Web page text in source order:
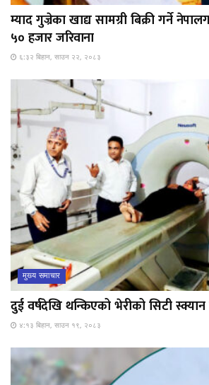
म्याद गुज्रेका खाद्य सामग्री बिक्री गर्ने
५० हजार जरिवाना
६:३२ बिहान, साउन २२, २०८३
मुख्य समाचार
दुई वर्षदेखि थन्किएको भेरीको सिटी
४:१३ बिहान, साउन १९, २०८३